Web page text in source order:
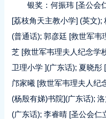
银奖：何振玮 [圣公会
[荔枝角天主教小学] (英文);
(普通话); 郭彦廷 [救世军韦
芝 [救世军韦理夫人纪念学
卫理小学 ](广东话); 夏晓彤
邝家曦 [救世军韦理夫人纪
(杨殷有娣)书院](广东话);
(广东话); 李睿晴 [圣公会仁